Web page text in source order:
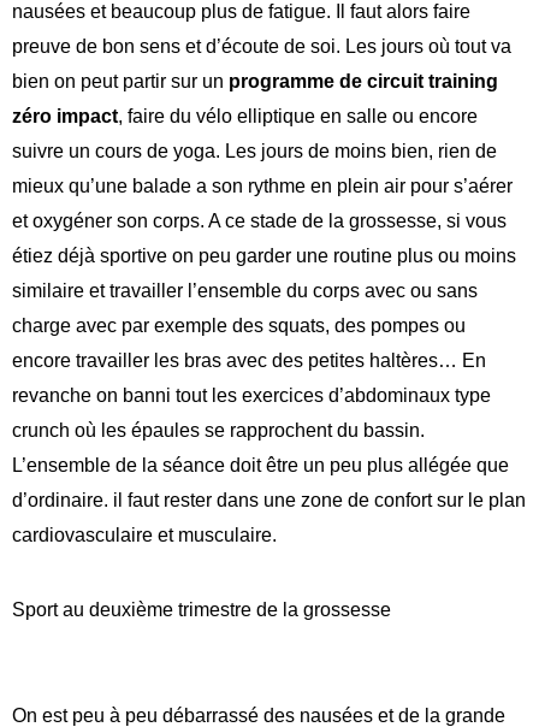
nausées et beaucoup plus de fatigue. Il faut alors faire
preuve de bon sens et d’écoute de soi. Les jours où tout va
bien on peut partir sur un programme de circuit training
zéro impact, faire du vélo elliptique en salle ou encore
suivre un cours de yoga. Les jours de moins bien, rien de
mieux qu’une balade a son rythme en plein air pour s’aérer
et oxygéner son corps. A ce stade de la grossesse, si vous
étiez déjà sportive on peu garder une routine plus ou moins
similaire et travailler l’ensemble du corps avec ou sans
charge avec par exemple des squats, des pompes ou
encore travailler les bras avec des petites haltères… En
revanche on banni tout les exercices d’abdominaux type
crunch où les épaules se rapprochent du bassin.
L’ensemble de la séance doit être un peu plus allégée que
d’ordinaire. il faut rester dans une zone de confort sur le plan
cardiovasculaire et musculaire.
Sport au deuxième trimestre de la grossesse
On est peu à peu débarrassé des nausées et de la grande